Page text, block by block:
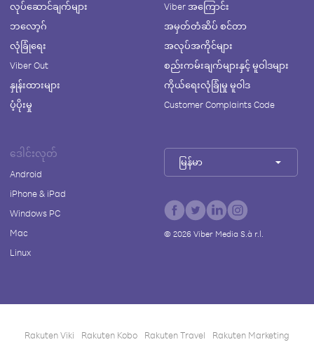
လုပ်ဆောင်ချက်များ
ဘလော့ဂ်
လုံခြုံရေး
Viber Out
နှုန်းထားများ
ပံ့ပိုးမှု
Viber အကြောင်း
အမှတ်တံဆိပ် စင်တာ
အလုပ်အကိုင်များ
စည်းကမ်းချက်များနှင့် မူဝါဒများ
ကိုယ်ရေးလုံခြုံမှု မူဝါဒ
Customer Complaints Code
ဒေါင်းလုတ်
Android
iPhone & iPad
Windows PC
Mac
Linux
မြန်မာ
© 2026Viber Media S.à r.l.
Rakuten Viki Rakuten Kobo Rakuten Travel Rakuten Marketing